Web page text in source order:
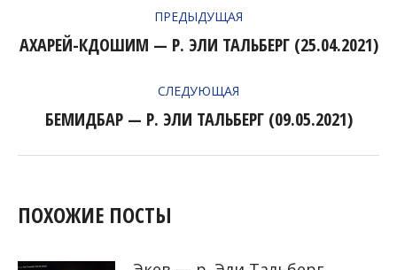
ПО
ПРЕДЫДУЩАЯ
Предыдущая
АХАРЕЙ-КДОШИМ — Р. ЭЛИ ТАЛЬБЕРГ (25.04.2021)
СЛЕДУЮЩАЯ
Следующая
БЕМИДБАР — Р. ЭЛИ ТАЛЬБЕРГ (09.05.2021)
ПОХОЖИЕ ПОСТЫ